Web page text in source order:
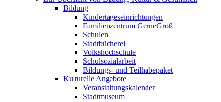
Bildung
Kindertageseinrichtungen
Familienzentrum GerneGroß
Schulen
Stadtbücherei
Volkshochschule
Schulsozialarbeit
Bildungs- und Teilhabepaket
Kulturelle Angebote
Veranstaltungskalender
Stadtmuseum